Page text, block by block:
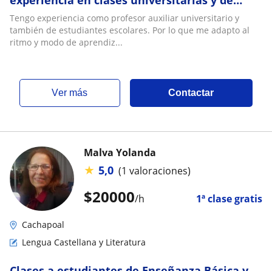
colegios
Tengo experiencia como profesor auxiliar universitario y
también de estudiantes escolares. Por lo que me adapto al
ritmo y modo de aprendiz...
ver más Contactar
$20000/h 1ª clase gratis
Malva Yolanda
★ 5,0 (1 valoraciones)
Cachapoal
Lengua Castellana y Literatura